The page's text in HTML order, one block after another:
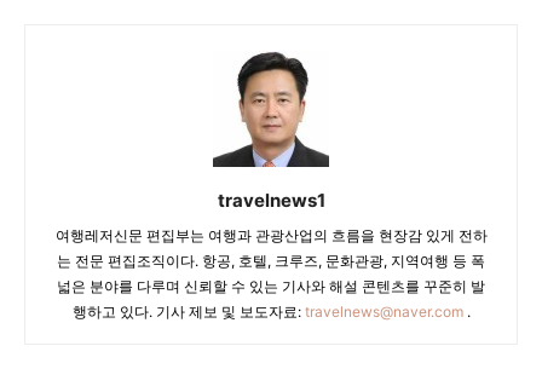
travelnews1
여행레저신문 편집부는 여행과 관광산업의 흐름을 현장감 있게 전하
는 전문 편집조직이다. 항공, 호텔, 크루즈, 문화관광, 지역여행 등 폭
넓은 분야를 다루며 신뢰할 수 있는 기사와 해설 콘텐츠를 꾸준히 발
행하고 있다. 기사 제보 및 보도자료: travelnews@naver.com.